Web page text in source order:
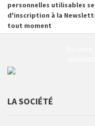
personnelles utilisables
d'inscription à la
tout moment
LA SOCIÉTÉ